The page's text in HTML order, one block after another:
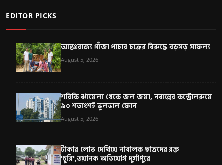
EDITOR PICKS
আন্তঃরাজ্য গাঁজা পাচার চক্রের বিরুদ্ধে বড়সড় সাফল্য
August 5, 2026
শরিকি ঝামেলা থেকে জল জমা, নবান্নের কন্ট্রোলরুমে
৯০ শতাংশই ভুলভাল ফোন
August 5, 2026
টাকার লোভ দেখিয়ে নাবালক ছাত্রদের রক্ত
'চুরি',ভয়ানক অভিযোগ দুর্গাপুরে